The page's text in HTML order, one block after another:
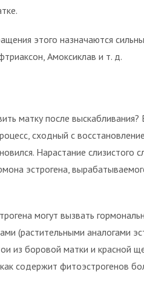
этого назначаются
Амоксиклав и т. д.
матку после
сходный с
Нарастание слизистого
эстрогена,
могут вызвать
(растительными аналогами
из боровой матки и красной
содержит фитоэстрогенов